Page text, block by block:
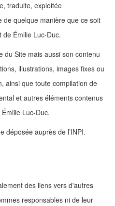
traduite, exploitée
de quelque manière que ce soit
Émilie Luc-Duc.
du Site mais aussi son contenu
illustrations, images fixes ou
ainsi que toute compilation de
et autres éléments contenus
Luc-Duc.
déposée auprès de l’INPI.
des liens vers d'autres
responsables ni de leur